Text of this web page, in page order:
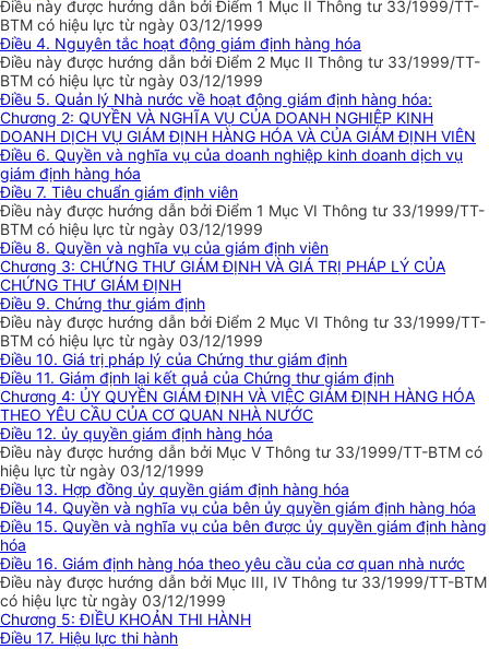
Điều này được hướng dẫn bởi Điểm 1 Mục II Thông tư 33/1999/TT-
BTM có hiệu lực từ ngày 03/12/1999
Điều 4. Nguyên tắc hoạt động giám định hàng hóa
Điều này được hướng dẫn bởi Điểm 2 Mục II Thông tư 33/1999/TT-
BTM có hiệu lực từ ngày 03/12/1999
Điều 5. Quản lý Nhà nước về hoạt động giám định hàng hóa:
Chương 2: QUYỀN VÀ NGHĨA VỤ CỦA DOANH NGHIỆP KINH
DOANH DỊCH VỤ GIÁM ĐỊNH HÀNG HÓA VÀ CỦA GIÁM ĐỊNH VIÊN
Điều 6. Quyền và nghĩa vụ của doanh nghiệp kinh doanh dịch vụ
giám định hàng hóa
Điều 7. Tiêu chuẩn giám định viên
Điều này được hướng dẫn bởi Điểm 1 Mục VI Thông tư 33/1999/TT-
BTM có hiệu lực từ ngày 03/12/1999
Điều 8. Quyền và nghĩa vụ của giám định viên
Chương 3: CHỨNG THƯ GIÁM ĐỊNH VÀ GIÁ TRỊ PHÁP LÝ CỦA
CHỨNG THƯ GIÁM ĐỊNH
Điều 9. Chứng thư giám định
Điều này được hướng dẫn bởi Điểm 2 Mục VI Thông tư 33/1999/TT-
BTM có hiệu lực từ ngày 03/12/1999
Điều 10. Giá trị pháp lý của Chứng thư giám định
Điều 11. Giám định lại kết quả của Chứng thư giám định
Chương 4: ỦY QUYỀN GIÁM ĐỊNH VÀ VIỆC GIÁM ĐỊNH HÀNG HÓA
THEO YÊU CẦU CỦA CƠ QUAN NHÀ NƯỚC
Điều 12. ủy quyền giám định hàng hóa
Điều này được hướng dẫn bởi Mục V Thông tư 33/1999/TT-BTM có
hiệu lực từ ngày 03/12/1999
Điều 13. Hợp đồng ủy quyền giám định hàng hóa
Điều 14. Quyền và nghĩa vụ của bên ủy quyền giám định hàng hóa
Điều 15. Quyền và nghĩa vụ của bên được ủy quyền giám định hàng
hóa
Điều 16. Giám định hàng hóa theo yêu cầu của cơ quan nhà nước
Điều này được hướng dẫn bởi Mục III, IV Thông tư 33/1999/TT-BTM
có hiệu lực từ ngày 03/12/1999
Chương 5: ĐIỀU KHOẢN THI HÀNH
Điều 17. Hiệu lực thi hành